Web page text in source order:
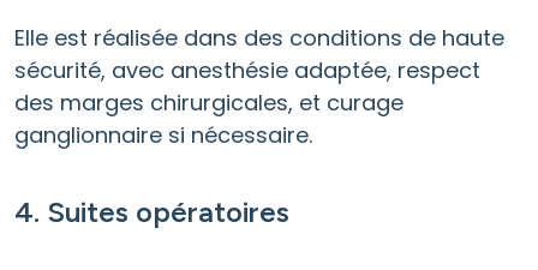
Elle est réalisée dans des conditions de haute
sécurité, avec anesthésie adaptée, respect
des marges chirurgicales, et curage
ganglionnaire si nécessaire.
4. Suites opératoires